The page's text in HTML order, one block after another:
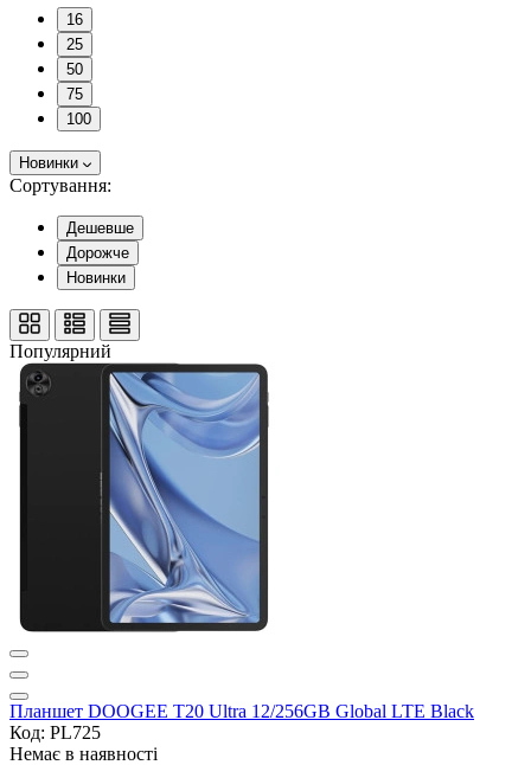
16
25
50
75
100
Новинки
Сортування:
Дешевше
Дорожче
Новинки
Популярний
Планшет DOOGEE T20 Ultra 12/256GB Global LTE Black
Код: PL725
Немає в наявності